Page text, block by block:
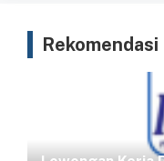
Rekomendasi